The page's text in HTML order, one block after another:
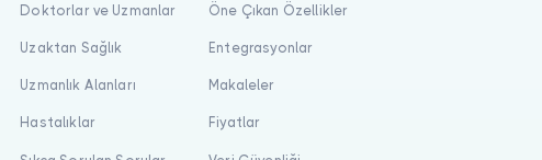
Doktorlar ve Uzmanlar
Uzaktan Sağlık
Uzmanlık Alanları
Hastalıklar
Öne Çıkan Özellikler
Entegrasyonlar
Makaleler
Fiyatlar